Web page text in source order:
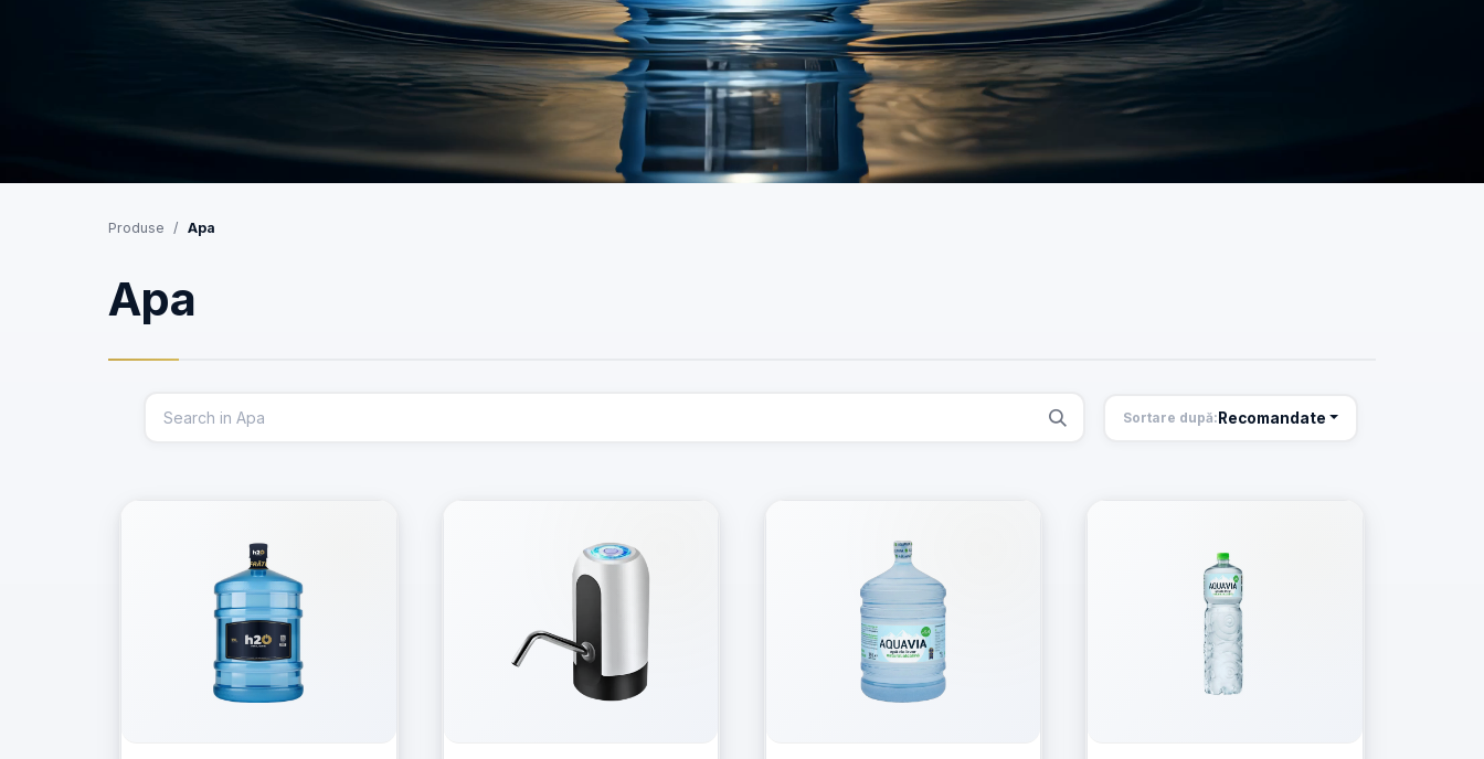
Produse Apa
Apa
Sortare după:Recomandate